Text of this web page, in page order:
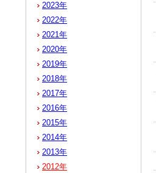
2023年
2022年
2021年
2020年
2019年
2018年
2017年
2016年
2015年
2014年
2013年
2012年